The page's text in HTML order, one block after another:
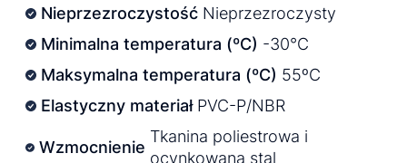
Nieprzezroczystość Nieprzezroczysty
Minimalna temperatura (ºC) -30°C
Maksymalna temperatura (ºC) 55ºC
Elastyczny materiał PVC-P/NBR
Wzmocnienie
Tkanina poliestrowa i
ocynkowana stal